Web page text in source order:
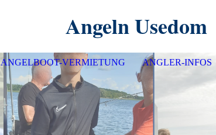
Angeln Usedom
ANGELBOOT-VERMIETUNG ANGLER-INFOS